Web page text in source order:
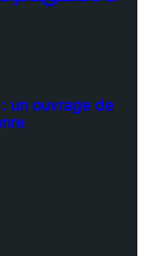
un ouvrage de